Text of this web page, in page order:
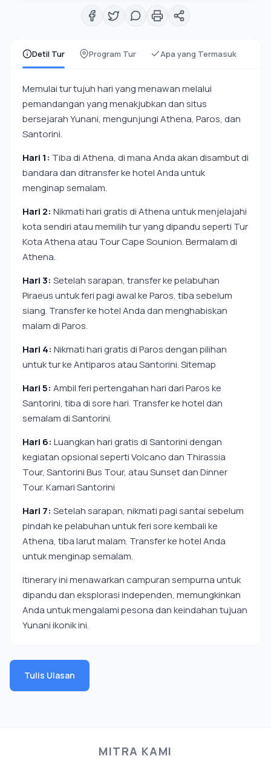
Detil Tur Program Tur Apa yang Termasuk
Memulai tur tujuh hari yang menawan melalui
pemandangan yang menakjubkan dan situs
bersejarah Yunani, mengunjungi Athena, Paros, dan
Santorini.
Hari 1: Tiba di Athena, di mana Anda akan disambut di
bandara dan ditransfer ke hotel Anda untuk
menginap semalam.
Hari 2: Nikmati hari gratis di Athena untuk menjelajahi
kota sendiri atau memilih tur yang dipandu seperti Tur
Kota Athena atau Tour Cape Sounion. Bermalam di
Athena.
Hari 3: Setelah sarapan, transfer ke pelabuhan
Piraeus untuk feri pagi awal ke Paros, tiba sebelum
siang. Transfer ke hotel Anda dan menghabiskan
malam di Paros.
Hari 4: Nikmati hari gratis di Paros dengan pilihan
untuk tur ke Antiparos atau Santorini. Sitemap
Hari 5: Ambil feri pertengahan hari dari Paros ke
Santorini, tiba di sore hari. Transfer ke hotel dan
semalam di Santorini.
Hari 6: Luangkan hari gratis di Santorini dengan
kegiatan opsional seperti Volcano dan Thirassia
Tour, Santorini Bus Tour, atau Sunset dan Dinner
Tour. Kamari Santorini
Hari 7: Setelah sarapan, nikmati pagi santai sebelum
pindah ke pelabuhan untuk feri sore kembali ke
Athena, tiba larut malam. Transfer ke hotel Anda
untuk menginap semalam.
Itinerary ini menawarkan campuran sempurna untuk
dipandu dan eksplorasi independen, memungkinkan
Anda untuk mengalami pesona dan keindahan tujuan
Yunani ikonik ini.
Tulis Ulasan
MITRA KAMI